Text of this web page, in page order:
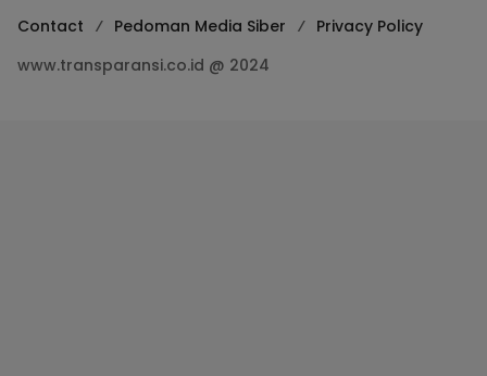
Contact Pedoman Media Siber
Privacy Policy
www.transparansi.co.id @ 2024